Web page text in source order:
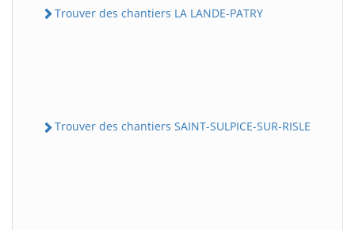
Trouver des chantiers LA LANDE-PATRY
Trouver des chantiers SAINT-SULPICE-SUR-RISLE